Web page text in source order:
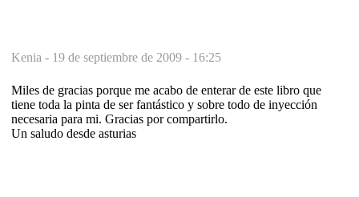
Kenia - 19 de septiembre de 2009 - 16:25
Miles de gracias porque me acabo de enterar de este libro que
tiene toda la pinta de ser fantástico y sobre todo de inyección
necesaria para mi. Gracias por compartirlo.
Un saludo desde asturias